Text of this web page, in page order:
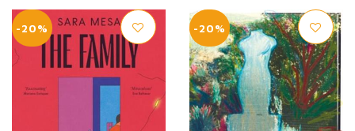
-20% -20%